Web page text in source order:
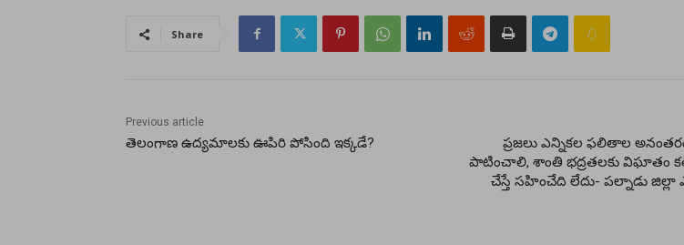
Share
Previous article
తెలంగాణ ఉద్యమాలకు ఊపిరి పోసింది ఇక్కడే?
ప్రజలు ఎన్నికల ఫలితాల
పాటించాలి, శాంతి భద్రతలకు విఘాతం
చేస్తే సహించేది లేదు- పల్నాడు జిల్లా